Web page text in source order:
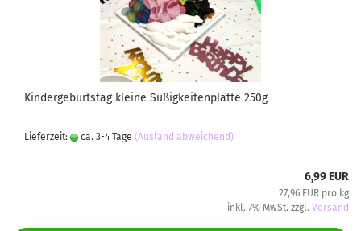
Kindergeburtstag kleine Süßigkeitenplatte 250g
Lieferzeit: ca. 3-4 Tage (Ausland abweichend)
6,99 EUR
27,96 EUR pro kg
inkl. 7% MwSt. zzgl. Versand